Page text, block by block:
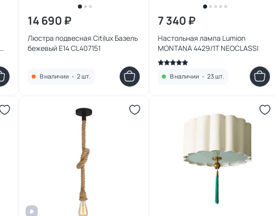
14 690 ₽
Люстра подвесная Citilux Базель
бежевый E14 CL407151
В наличии • 2 шт.
7 340 ₽
Настольная лампа Lumion
MONTANA 4429/1T NEOCLASSI
В наличии • 23 шт.